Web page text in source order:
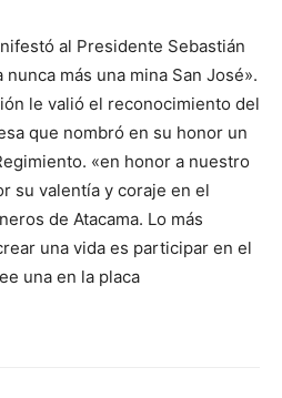
al Presidente Sebastián
más una mina San José».
le valió el reconocimiento del
que nombró en su honor un
«en honor a nuestro
su valentía y coraje en el
de Atacama. Lo más
una vida es participar en el
una en la placa